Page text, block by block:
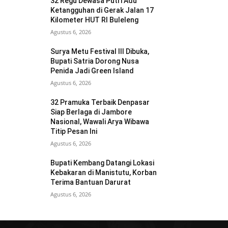
Ketangguhan di Gerak Jalan 17
Kilometer HUT RI Buleleng
Agustus 6, 2026
Surya Metu Festival III Dibuka,
Bupati Satria Dorong Nusa
Penida Jadi Green Island
Agustus 6, 2026
32 Pramuka Terbaik Denpasar
Siap Berlaga di Jambore
Nasional, Wawali Arya Wibawa
Titip Pesan Ini
Agustus 6, 2026
Bupati Kembang Datangi Lokasi
Kebakaran di Manistutu, Korban
Terima Bantuan Darurat
Agustus 6, 2026